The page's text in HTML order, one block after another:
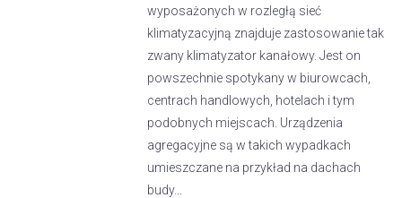
wyposażonych w rozległą sieć
klimatyzacyjną znajduje zastosowanie tak
zwany klimatyzator kanałowy. Jest on
powszechnie spotykany w biurowcach,
centrach handlowych, hotelach i tym
podobnych miejscach. Urządzenia
agregacyjne są w takich wypadkach
umieszczane na przykład na dachach
budy...